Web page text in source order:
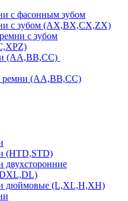
с фасонным зубом
с зубом (AX,BX,CX,ZX)
с зубом
(AA,BB,CC)
ремни (AA,BB,CC)
(HTD,STD)
двухсторонние
дюймовые (L,XL,H,XH)